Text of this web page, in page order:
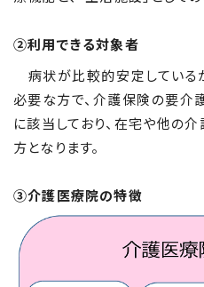
②利用できる対象者
病状が比較的安定している
必要な方で、介護保険の要介
に該当しており、在宅や他の
方となります。
③介護医療院の特徴